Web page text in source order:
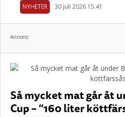
NYHETER 30 juli 2026 15.41
Annons:
Så mycket mat går åt
Cup – ”160 liter